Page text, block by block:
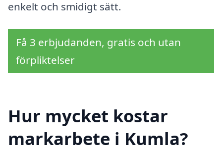
enkelt och smidigt sätt.
Få 3 erbjudanden, gratis och utan
förpliktelser
Hur mycket kostar
markarbete i Kumla?